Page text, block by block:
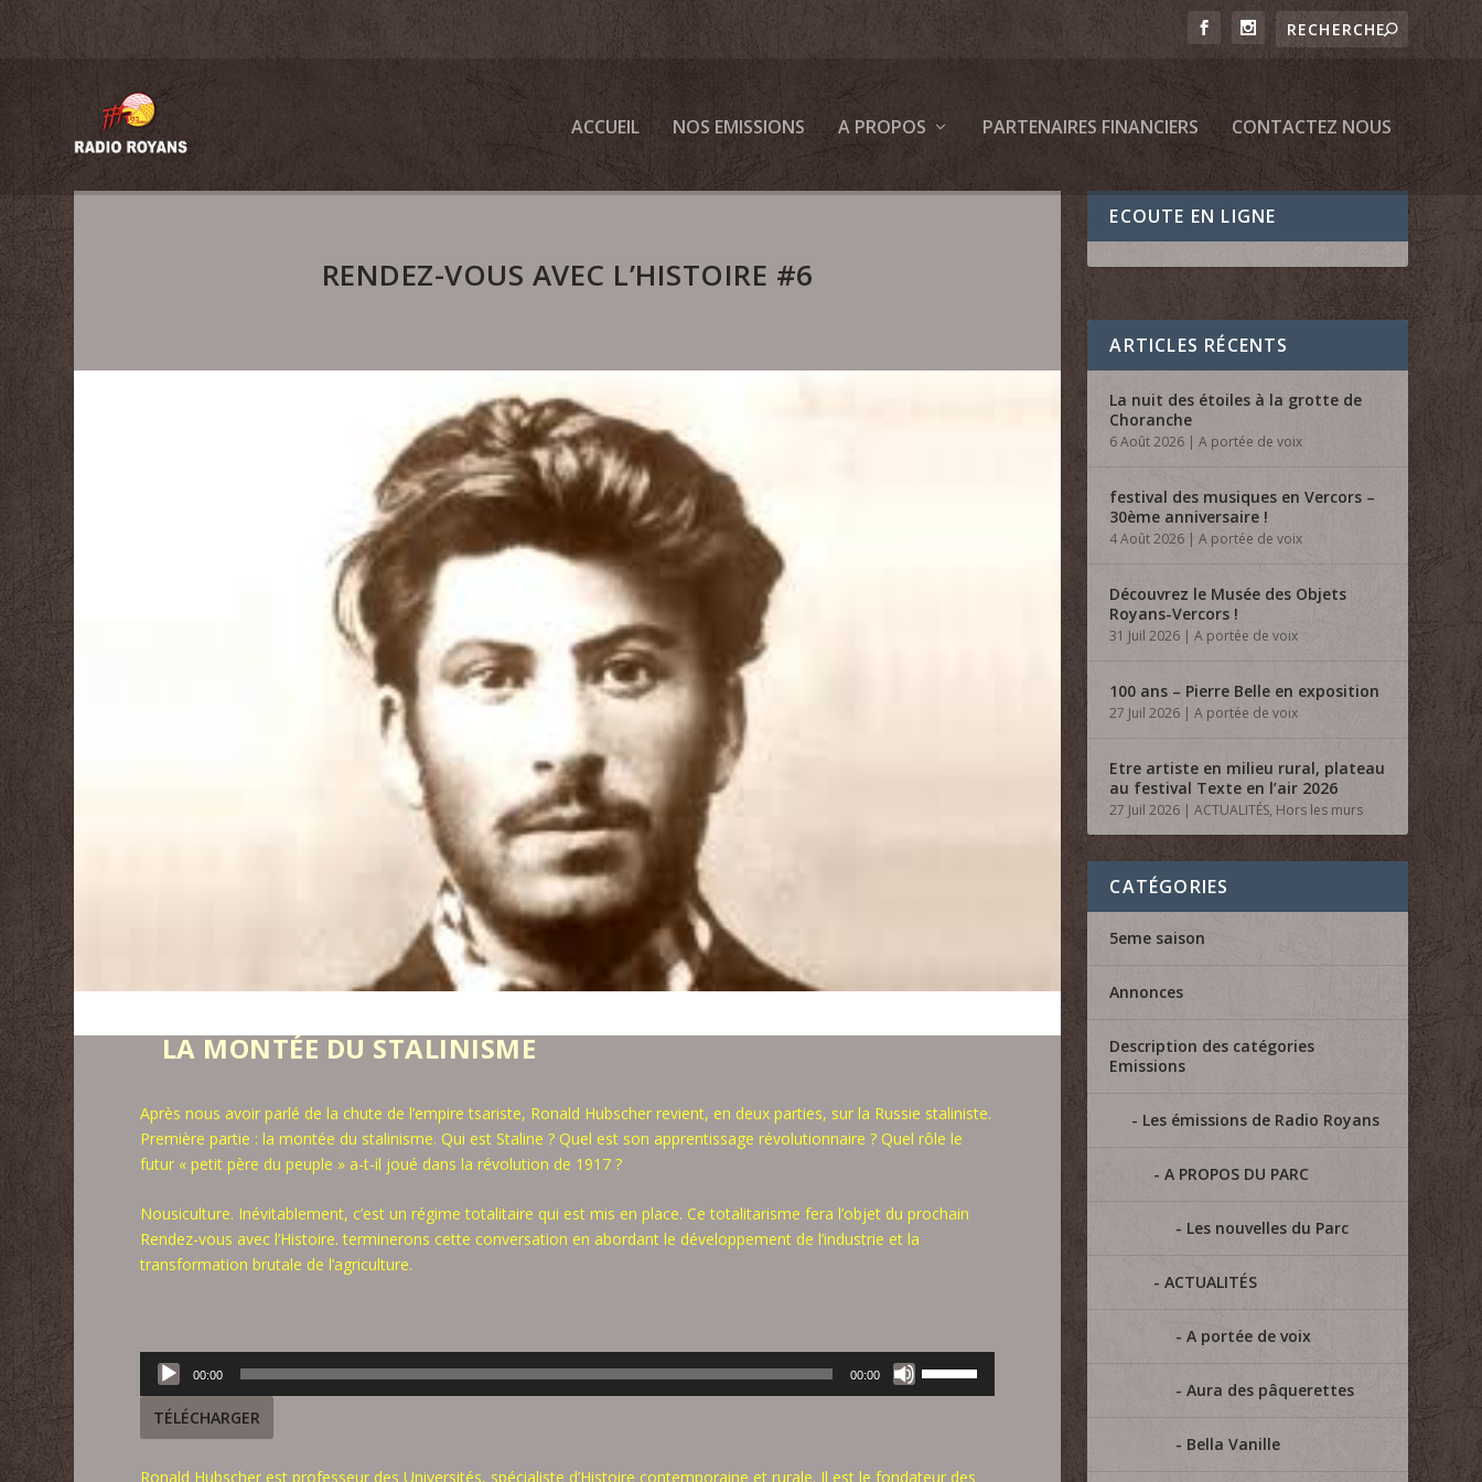
ACCUEIL NOS EMISSIONS A PROPOS PARTENAIRES FINANCIERS CONTACTEZ NOUS
RENDEZ-VOUS AVEC L’HISTOIRE #6
LA MONTÉE DU STALINISME
Après nous avoir parlé de la chute de l’empire tsariste, Ronald Hubscher revient, en deux parties, sur la Russie staliniste.
Première partie : la montée du stalinisme. Qui est Staline ? Quel est son apprentissage révolutionnaire ? Quel rôle le
futur « petit père du peuple » a-t-il joué dans la révolution de 1917 ?
Nousiculture. Inévitablement, c’est un régime totalitaire qui est mis en place. Ce totalitarisme fera l’objet du prochain
Rendez-vous avec l’Histoire. terminerons cette conversation en abordant le développement de l’industrie et la
transformation brutale de l’agriculture.
Lecteur
audio
00:00 00:00
TÉLÉCHARGER
Ronald Hubscher est professeur des Universités, spécialiste d’Histoire contemporaine et rurale. Il est le fondateur des
ECOUTE EN LIGNE
ARTICLES RÉCENTS
La nuit des étoiles à la grotte de
Choranche
6 Août 2026 |A portée de voix
festival des musiques en Vercors –
30ème anniversaire !
4 Août 2026 |A portée de voix
Découvrez le Musée des Objets
Royans-Vercors !
31 Juil 2026 |A portée de voix
100 ans – Pierre Belle en exposition
27 Juil 2026 |A portée de voix
Etre artiste en milieu rural, plateau
au festival Texte en l’air 2026
27 Juil 2026 |ACTUALITÉS, Hors les murs
CATÉGORIES
5eme saison
Annonces
Description des catégories
Emissions
Les émissions de Radio Royans
A PROPOS DU PARC
Les nouvelles du Parc
ACTUALITÉS
A portée de voix
Aura des pâquerettes
Bella Vanille